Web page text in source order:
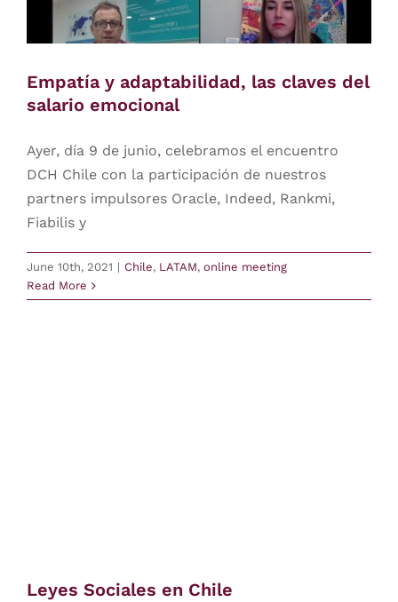
Empatía y adaptabilidad, las claves del
salario emocional
Ayer, día 9 de junio, celebramos el encuentro
DCH Chile con la participación de nuestros
partners impulsores Oracle, Indeed, Rankmi,
Fiabilis y
June 10th, 2021 | Chile, LATAM, online meeting
Read More
Leyes Sociales en Chile